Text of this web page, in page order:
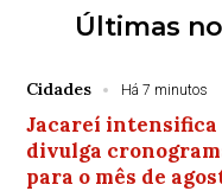
Últimas
Cidades Há 7 minutos
Jacareí intensifica
divulga
para o mês de